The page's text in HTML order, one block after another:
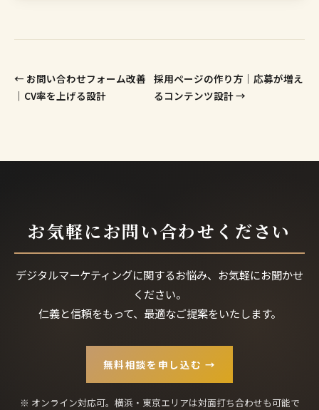
← お問い合わせフォーム改善
｜CV率を上げる設計
採用ページの作り方｜応募が増え
るコンテンツ設計 →
お気軽にお問い合わせください
デジタルマーケティングに関するお悩み、お気軽にお聞かせ
ください。
仁義と信頼をもって、最適なご提案をいたします。
無料相談を申し込む →
※ オンライン対応可。横浜・東京エリアは対面打ち合わせも可能で